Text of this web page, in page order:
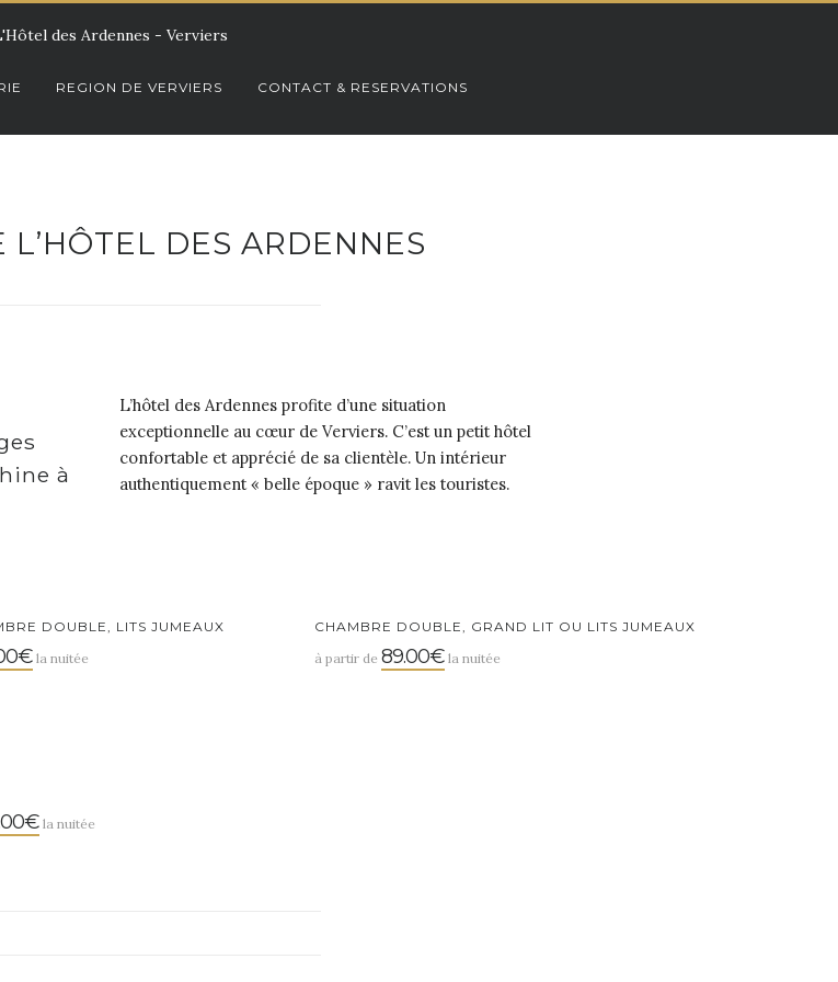
REGION DE VERVIERS CONTACT & RESERVATIONS
L’HÔTEL DES ARDENNES
à
L’hôtel des Ardennes profite d’une situation
exceptionnelle au cœur de Verviers. C’est un petit hôtel
confortable et apprécié de sa clientèle. Un intérieur
authentiquement « belle époque » ravit les touristes.
DOUBLE, LITS JUMEAUX
la nuitée
CHAMBRE DOUBLE, GRAND LIT OU LITS JUMEAUX
à partir de 89.00€la nuitée
la nuitée